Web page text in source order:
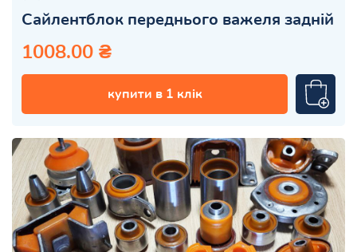
Сайлентблок переднього важеля задній
1008.00 ₴
купити в 1 клік